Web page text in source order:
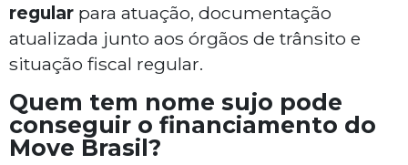
regular para atuação, documentação
atualizada junto aos órgãos de trânsito e
situação fiscal regular.
Quem tem nome sujo pode
conseguir o financiamento do
Move Brasil?